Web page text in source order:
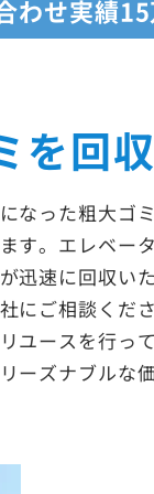
わせ実績
を回
なった粗大ゴ
す。エレベー
迅速に回収い
にご相談くだ
ユースを行っ
ーズナブルな